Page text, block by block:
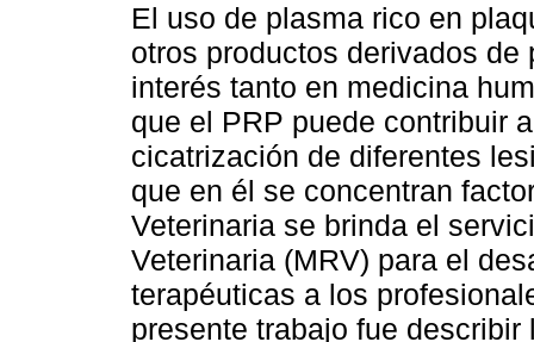
El uso de plasma rico en
otros productos derivados
interés tanto en medicina
que el PRP puede contribuir
cicatrización de diferentes
que en él se concentran
Veterinaria se brinda el
Veterinaria (MRV) para el
terapéuticas a los
presente trabajo fue